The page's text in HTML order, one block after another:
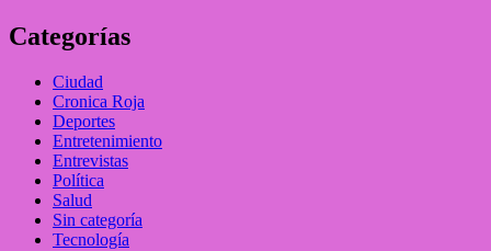
Categorías
Ciudad
Cronica Roja
Deportes
Entretenimiento
Entrevistas
Política
Salud
Sin categoría
Tecnología